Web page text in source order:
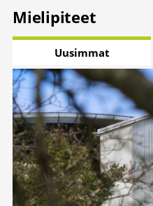
Mielipiteet
Uusimmat